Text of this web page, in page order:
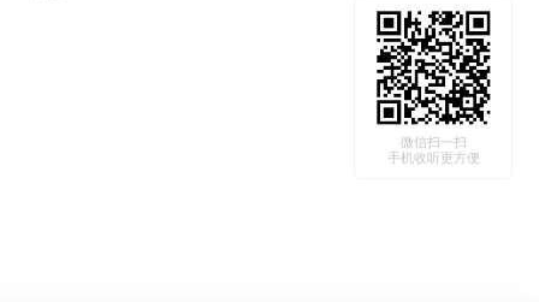
微信扫一扫
手机收听更方便